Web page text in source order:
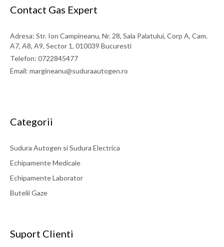
Contact Gas Expert
Adresa: Str. Ion Campineanu, Nr. 28, Sala Palatului, Corp A, Cam.
A7, A8, A9, Sector 1, 010039 Bucuresti
Telefon: 0722845477
Email: margineanu@suduraautogen.ro
Categorii
Sudura Autogen si Sudura Electrica
Echipamente Medicale
Echipamente Laborator
Butelii Gaze
Suport Clienti